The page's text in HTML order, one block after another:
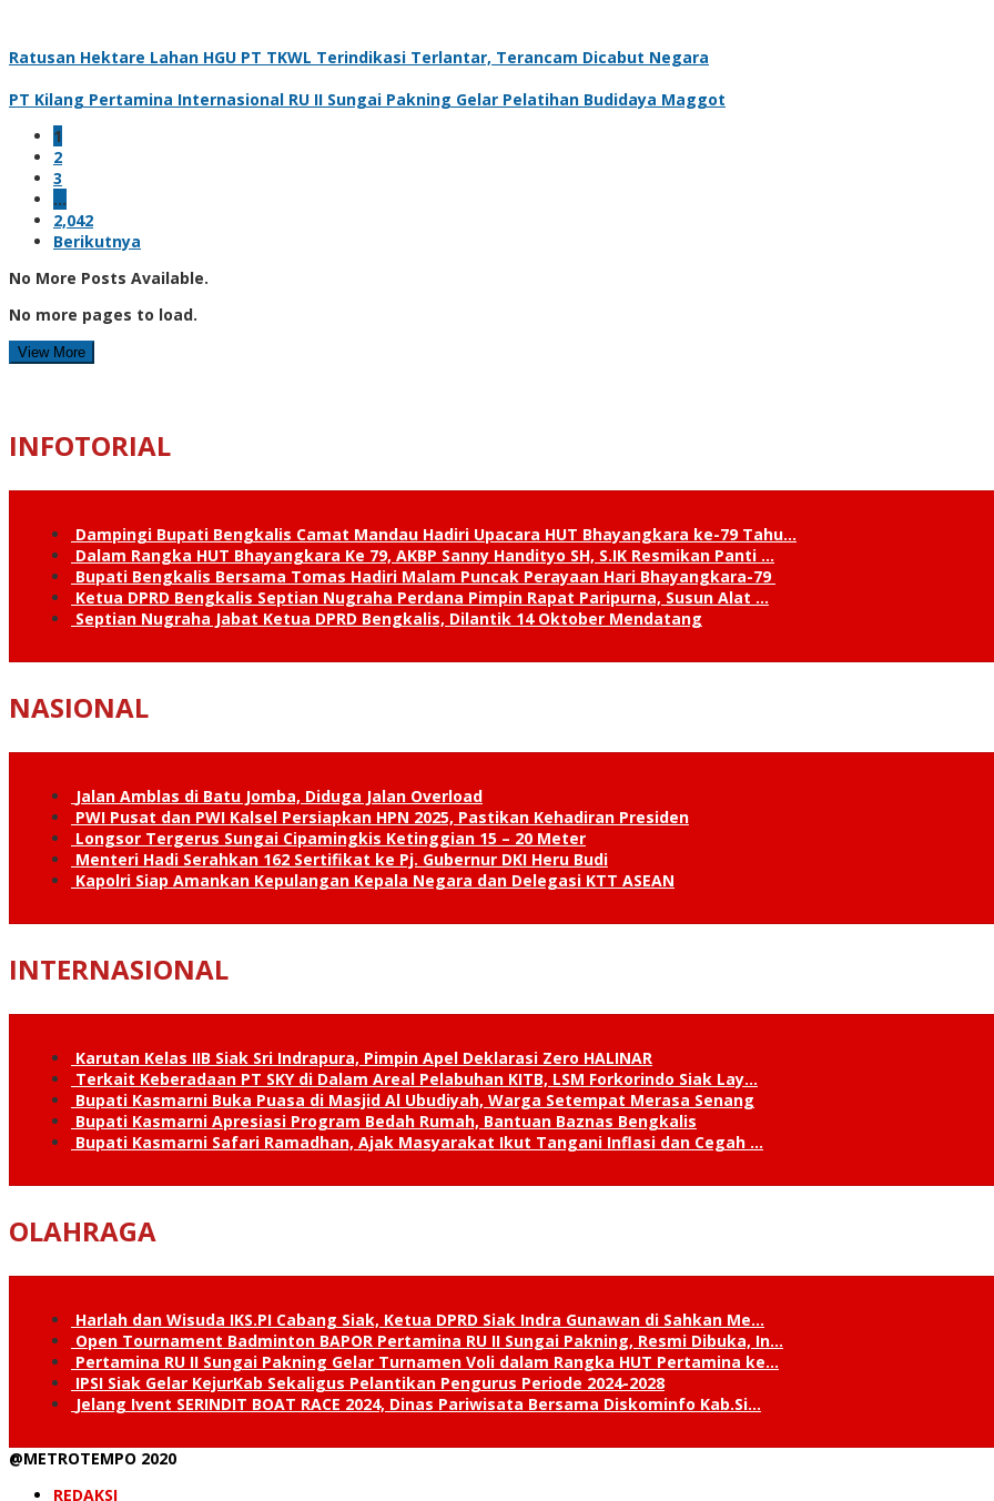
Ratusan Hektare Lahan HGU PT TKWL Terindikasi Terlantar, Terancam Dicabut Negara
PT Kilang Pertamina Internasional RU II Sungai Pakning Gelar Pelatihan Budidaya Maggot
1
2
3
…
2,042
Berikutnya
No More Posts Available.
No more pages to load.
View More
INFOTORIAL
Dampingi Bupati Bengkalis Camat Mandau Hadiri Upacara HUT Bhayangkara ke-79 Tahu…
Dalam Rangka HUT Bhayangkara Ke 79, AKBP Sanny Handityo SH, S.IK Resmikan Panti …
Bupati Bengkalis Bersama Tomas Hadiri Malam Puncak Perayaan Hari Bhayangkara-79
Ketua DPRD Bengkalis Septian Nugraha Perdana Pimpin Rapat Paripurna, Susun Alat …
Septian Nugraha Jabat Ketua DPRD Bengkalis, Dilantik 14 Oktober Mendatang
NASIONAL
Jalan Amblas di Batu Jomba, Diduga Jalan Overload
PWI Pusat dan PWI Kalsel Persiapkan HPN 2025, Pastikan Kehadiran Presiden
Longsor Tergerus Sungai Cipamingkis Ketinggian 15 – 20 Meter
Menteri Hadi Serahkan 162 Sertifikat ke Pj. Gubernur DKI Heru Budi
Kapolri Siap Amankan Kepulangan Kepala Negara dan Delegasi KTT ASEAN
INTERNASIONAL
Karutan Kelas IIB Siak Sri Indrapura, Pimpin Apel Deklarasi Zero HALINAR
Terkait Keberadaan PT SKY di Dalam Areal Pelabuhan KITB, LSM Forkorindo Siak Lay…
Bupati Kasmarni Buka Puasa di Masjid Al Ubudiyah, Warga Setempat Merasa Senang
Bupati Kasmarni Apresiasi Program Bedah Rumah, Bantuan Baznas Bengkalis
Bupati Kasmarni Safari Ramadhan, Ajak Masyarakat Ikut Tangani Inflasi dan Cegah …
OLAHRAGA
Harlah dan Wisuda IKS.PI Cabang Siak, Ketua DPRD Siak Indra Gunawan di Sahkan Me…
Open Tournament Badminton BAPOR Pertamina RU II Sungai Pakning, Resmi Dibuka, In…
Pertamina RU II Sungai Pakning Gelar Turnamen Voli dalam Rangka HUT Pertamina ke…
IPSI Siak Gelar KejurKab Sekaligus Pelantikan Pengurus Periode 2024-2028
Jelang Ivent SERINDIT BOAT RACE 2024, Dinas Pariwisata Bersama Diskominfo Kab.Si…
@METROTEMPO 2020
REDAKSI